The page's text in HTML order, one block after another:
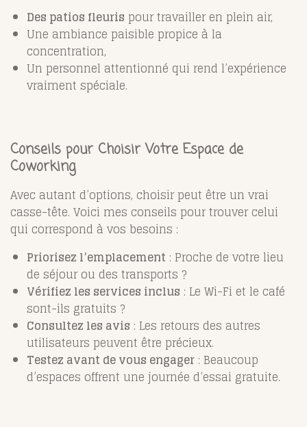
Des patios fleuris pour travailler en plein air,
Une ambiance paisible propice à la
concentration,
Un personnel attentionné qui rend l’expérience
vraiment spéciale.
Conseils pour Choisir Votre Espace de
Coworking
Avec autant d’options, choisir peut être un vrai
casse-tête. Voici mes conseils pour trouver celui
qui correspond à vos besoins :
Priorisez l’emplacement : Proche de votre lieu
de séjour ou des transports ?
Vérifiez les services inclus : Le Wi-Fi et le café
sont-ils gratuits ?
Consultez les avis : Les retours des autres
utilisateurs peuvent être précieux.
Testez avant de vous engager : Beaucoup
d’espaces offrent une journée d’essai gratuite.